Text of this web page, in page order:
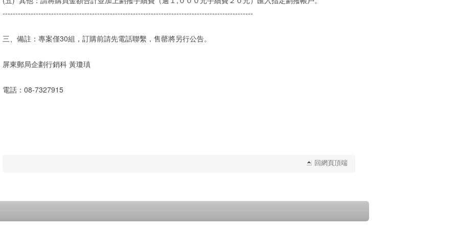
--------------------------------------------------------------------------------------------------
三、備註：專案僅30組，訂購前請先電話聯繫，售罄將另行公告。
屏東郵局企劃行銷科 黃瓊瑱
電話：08-7327915
回網頁頂端